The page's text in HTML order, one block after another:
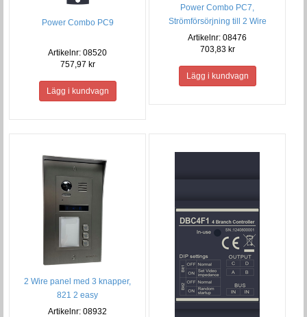
Power Combo PC9
Artikelnr: 08520
757,97 kr
Power Combo PC7,
Strömförsörjning till 2 Wire
Artikelnr: 08476
703,83 kr
2 Wire panel med 3 knapper,
821 2 easy
Artikelnr: 08932